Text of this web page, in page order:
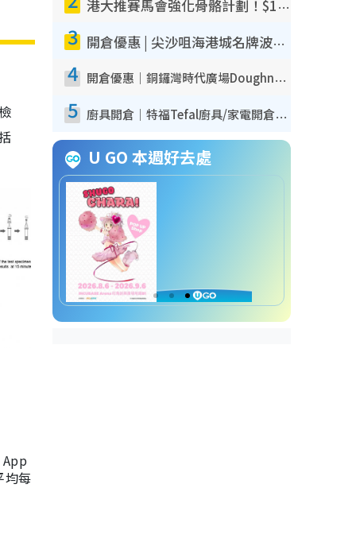
均每
港大推賽馬會強化骨骼計劃！$100骨質密度X光檢查 完成免費運動訓練送超市禮券！附參加資格
3 開倉優惠 | 尖沙咀海港城名牌波鞋開倉低至1折！On鞋$899起／Joy&Peace鞋履$98起
4 開倉優惠｜銅鑼灣時代廣場Doughnut/Campo Marzio開倉低至1折！背囊、書包、手袋劈價$200起
5 廚具開倉｜特福Tefal廚具/家電開倉低至3折！$220起買平底鍋/炒鑊/湯煲！電飯煲/吸塵機/燙斗$418起
U GO 本週好去處